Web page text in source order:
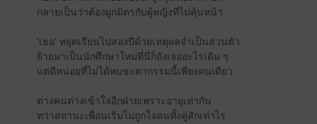
กลายเป็นว่าต้องผูกมิตรกับผู้หญิงที่ไม่คุ้นหน้า
'เธอ' หยุดเรียนไปสองปีด้วยเหตุผลจำเป็นส่วนตัว
ย้ายมาเป็นนักศึกษาใหม่ที่นี่ก็ยังเจออะไรเดิม ๆ
แต่ดีหน่อยที่ไม่ได้พบชะตากรรมนี้เพียงคนเดียว
ต่างคนต่างเข้าใจอีกฝ่ายเพราะอายุเท่ากัน
ทว่าสถานะเพื่อนเริ่มไม่ถูกใจคนทั้งคู่สักเท่าไร